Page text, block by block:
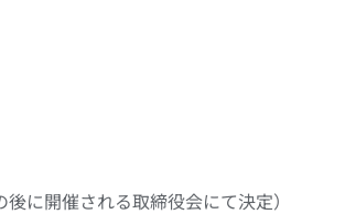
に開催される取締役会にて決定）